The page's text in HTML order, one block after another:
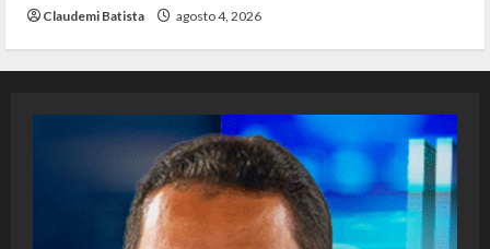
Claudemi Batista agosto 4, 2026